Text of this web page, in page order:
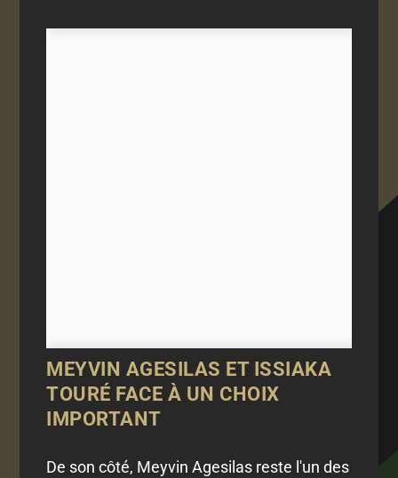
MEYVIN AGESILAS ET ISSIAKA
TOURÉ FACE À UN CHOIX
IMPORTANT
De son côté, Meyvin Agesilas reste l'un des